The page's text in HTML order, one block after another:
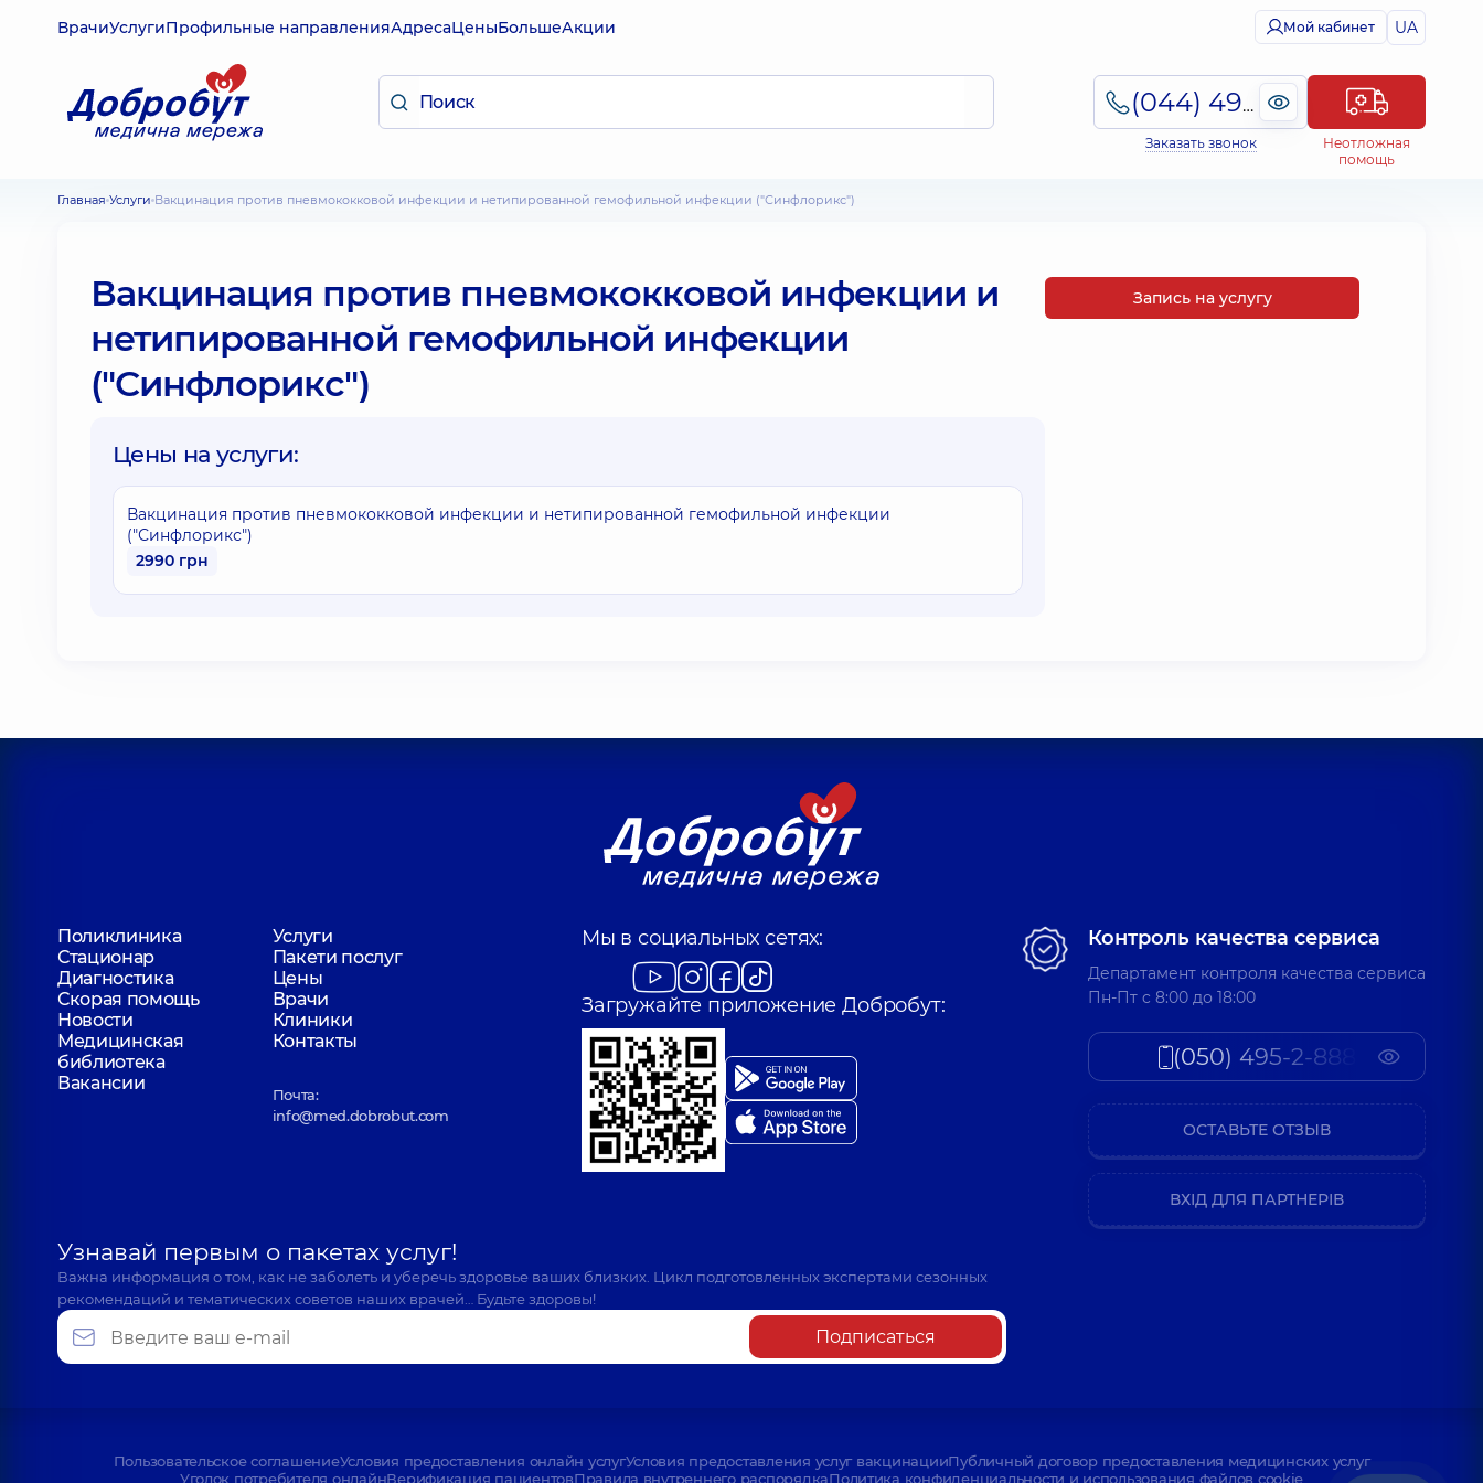
ВрачиУслугиПрофильные направленияАдресаЦеныБольшеАкции Мой кабинет UA
(044) 495-2-888
Заказать звонок
Неотложная
помощь
Главная Услуги Вакцинация против пневмококковой инфекции и нетипированной гемофильной инфекции ("Синфлорикс")
Вакцинация против пневмококковой инфекции и
нетипированной гемофильной инфекции
("Синфлорикс")
Цены на услуги:
Вакцинация против пневмококковой инфекции и нетипированной гемофильной инфекции
("Синфлорикс")
2990 грн
Запись на услугу
Поликлиника
Услуги
Стационар
Пакети послуг
Диагностика
Цены
Скорая помощь
Врачи
Новости
Клиники
Медицинская
библиотека
Контакты
Вакансии
Почта:
info@med.dobrobut.com
Мы в социальных сетях:
Загружайте приложение Добробут:
Узнавай первым о пакетах услуг!
Важна информация о том, как не заболеть и уберечь здоровье ваших близких. Цикл подготовленных экспертами сезонных
рекомендаций и тематических советов наших врачей… Будьте здоровы!
Подписаться
Контроль качества сервиса
Департамент контроля качества сервиса
Пн-Пт c 8:00 до 18:00
(050) 495-2-888
ОСТАВЬТЕ ОТЗЫВ
ВХІД ДЛЯ ПАРТНЕРІВ
Пользовательское соглашениеУсловия предоставления онлайн услугУсловия предоставления услуг вакцинацииПубличный договор предоставления медицинских услуг
Уголок потребителя онлайнВерификация пациентовПравила внутреннего распорядкаПолитика конфиденциальности и использования файлов cookie